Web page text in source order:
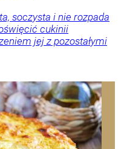
soczysta i nie rozpada
cukinii
jej z pozostałymi